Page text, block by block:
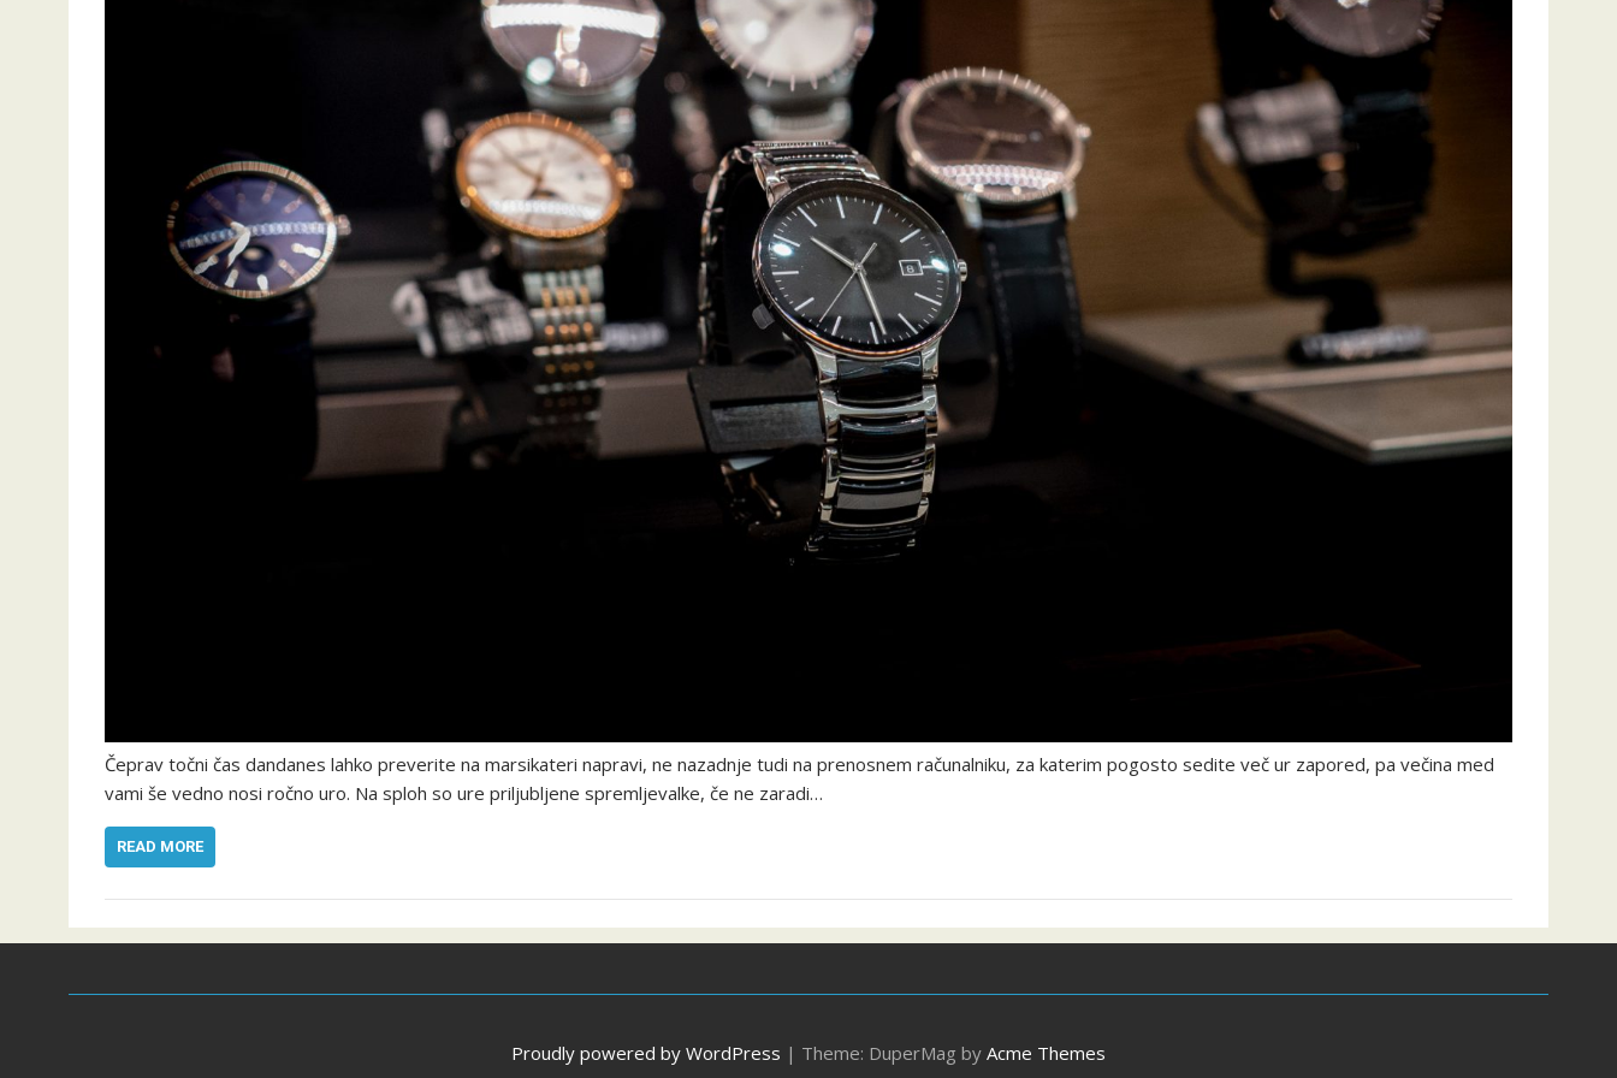
Čeprav točni čas dandanes lahko preverite na marsikateri napravi, ne nazadnje tudi na prenosnem računalniku, za katerim pogosto sedite več ur zapored, pa večina med
vami še vedno nosi ročno uro. Na sploh so ure priljubljene spremljevalke, če ne zaradi…
READ MORE
Proudly powered by WordPress | Theme: DuperMag by Acme Themes